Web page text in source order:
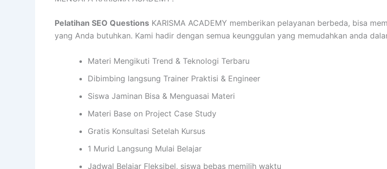
Pelatihan SEO Questions KARISMA ACADEMY memberikan pelayanan berbeda, bisa
yang Anda butuhkan. Kami hadir dengan semua keunggulan yang memudahkan anda
Materi Mengikuti Trend & Teknologi Terbaru
Dibimbing langsung Trainer Praktisi & Engineer
Siswa Jaminan Bisa & Menguasai Materi
Materi Base on Project Case Study
Gratis Konsultasi Setelah Kursus
1 Murid Langsung Mulai Belajar
Jadwal Belajar Fleksibel, siswa bebas memilih waktu